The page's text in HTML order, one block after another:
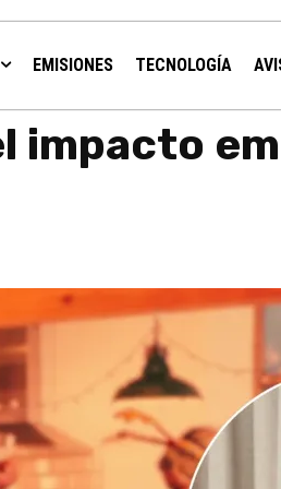
EMISIONES TECNOLOGÍA
impacto